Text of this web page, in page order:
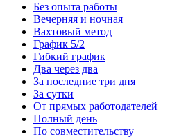
Без опыта работы
Вечерняя и ночная
Вахтовый метод
График 5/2
Гибкий график
Два через два
За последние три дня
За сутки
От прямых работодателей
Полный день
По совместительству